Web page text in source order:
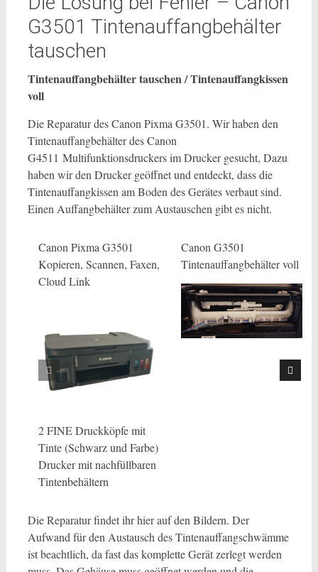
G3501 Tintenauffangbehälter
tauschen
Tintenauffangbehälter tauschen / Tintenauffangkissen
voll
Die Reparatur des Canon Pixma G3501. Wir haben den
Tintenauffangbehälter des Canon
G4511 Multifunktionsdruckers im Drucker gesucht, Dazu
haben wir den Drucker geöffnet und entdeckt, dass die
Tintenauffangkissen am Boden des Gerätes verbaut sind.
Einen Auffangbehälter zum Austauschen gibt es nicht.
Canon Pixma G3501
Kopieren, Scannen, Faxen,
Cloud Link
2 FINE Druckköpfe mit
Tinte (Schwarz und Farbe)
Drucker mit nachfüllbaren
Tintenbehältern
Canon G3501
Tintenauffangbehälter voll
Die Reparatur findet ihr hier auf den Bildern. Der
Aufwand für den Austausch des Tintenauffangschwämme
ist beachtlich, da fast das komplette Gerät zerlegt werden